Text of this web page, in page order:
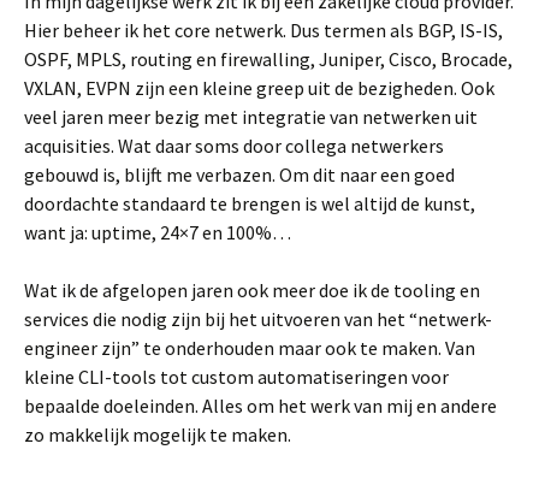
Hier beheer ik het core netwerk. Dus termen als BGP, IS-IS,
OSPF, MPLS, routing en firewalling, Juniper, Cisco, Brocade,
VXLAN, EVPN zijn een kleine greep uit de bezigheden. Ook
veel jaren meer bezig met integratie van netwerken uit
acquisities. Wat daar soms door collega netwerkers
gebouwd is, blijft me verbazen. Om dit naar een goed
doordachte standaard te brengen is wel altijd de kunst,
want ja: uptime, 24×7 en 100%…
Wat ik de afgelopen jaren ook meer doe ik de tooling en
services die nodig zijn bij het uitvoeren van het “netwerk-
engineer zijn” te onderhouden maar ook te maken. Van
kleine CLI-tools tot custom automatiseringen voor
bepaalde doeleinden. Alles om het werk van mij en andere
zo makkelijk mogelijk te maken.